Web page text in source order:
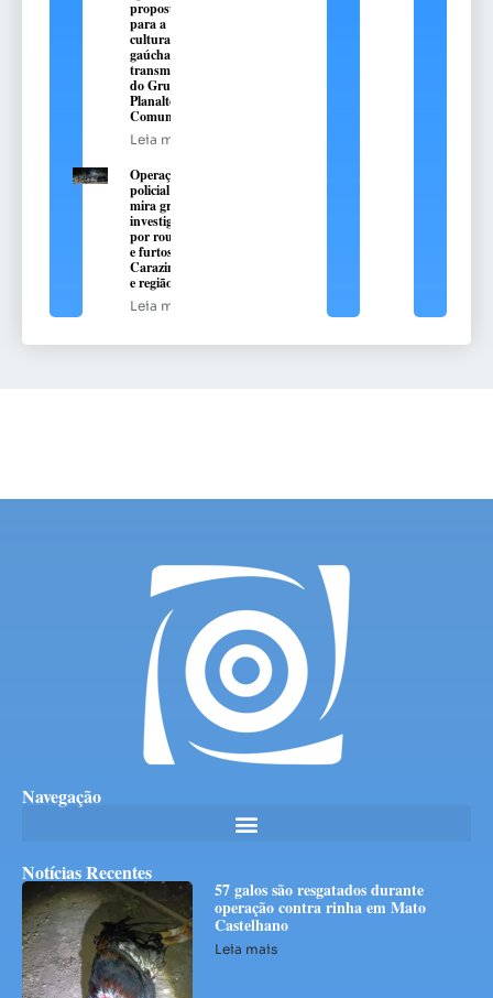
propostas
para a
cultura
gaúcha com
transmissão
do Grupo
Planalto de
Comunicação
Leia mais
Operação
policial
mira grupo
investigado
por roubos
e furtos em
Carazinho
e região
Leia mais
Navegação
Notícias Recentes
57 galos são resgatados durante
operação contra rinha em Mato
Castelhano
Leia mais